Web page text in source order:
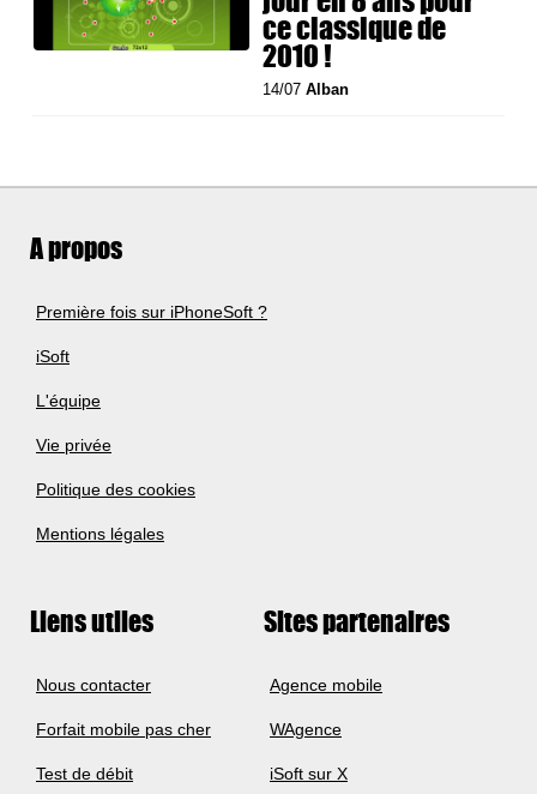
ce classique de
2010 !
14/07Alban
A propos
Première fois sur iPhoneSoft ?
iSoft
L'équipe
Vie privée
Politique des cookies
Mentions légales
Liens utiles
Nous contacter
Forfait mobile pas cher
Test de débit
Sites partenaires
Agence mobile
WAgence
iSoft sur X